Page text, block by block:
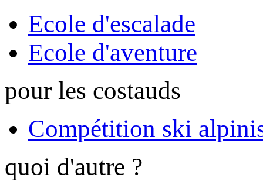
Ecole d'escalade
Ecole d'aventure
pour les costauds
Compétition ski
quoi d'autre ?